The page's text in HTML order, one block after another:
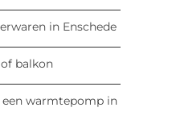
in Enschede
balkon
warmtepomp in